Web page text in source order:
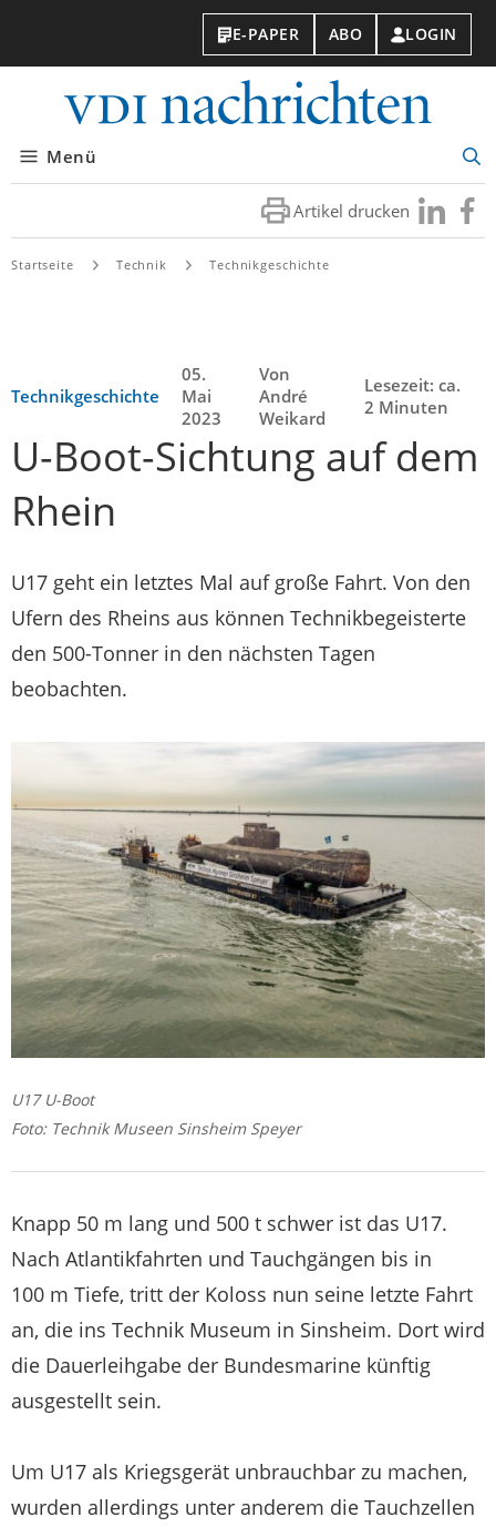
E-PAPER ABO LOGIN
Menü
Artikel drucken Besuchen
Sie
Sie
Startseite Technik Technikgeschichte
Technikgeschichte
05.
Mai
2023
Von
André
Weikard
Lesezeit: ca.
2 Minuten
U-Boot-Sichtung auf dem
Rhein
U17 geht ein letztes Mal auf große Fahrt. Von den
Ufern des Rheins aus können Technikbegeisterte
den 500-Tonner in den nächsten Tagen
beobachten.
U17 U-Boot
Foto: Technik Museen Sinsheim Speyer
Knapp 50 m lang und 500 t schwer ist das U17.
Nach Atlantikfahrten und Tauchgängen bis in
100 m Tiefe, tritt der Koloss nun seine letzte Fahrt
an, die ins Technik Museum in Sinsheim. Dort wird
die Dauerleihgabe der Bundesmarine künftig
ausgestellt sein.
Um U17 als Kriegsgerät unbrauchbar zu machen,
wurden allerdings unter anderem die Tauchzellen